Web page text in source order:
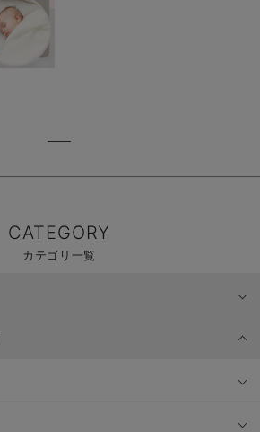
CATEGORY
カテゴリ一覧